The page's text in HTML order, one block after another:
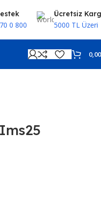
0 800
Ücretsiz
5000 TL Üzeri